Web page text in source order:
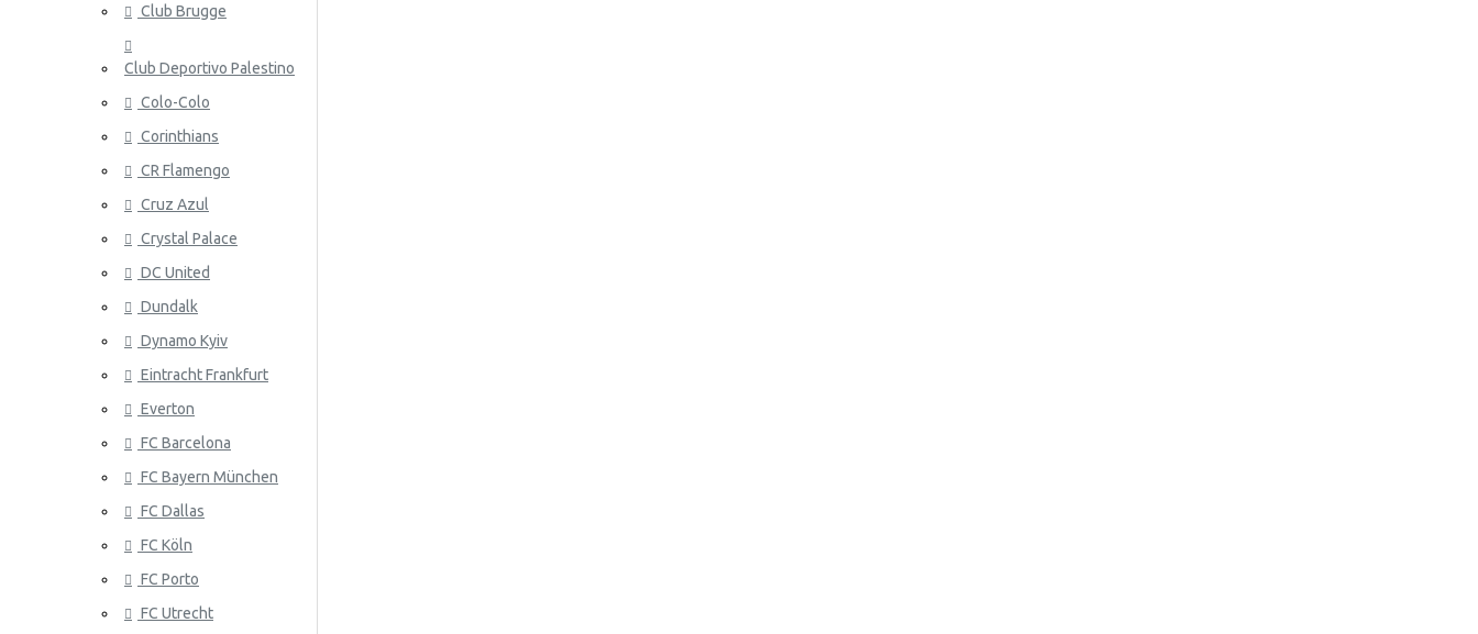
Panama
Portugali
Qatar
Venäjä
Saudi-Arabia
Senegal
Serbia
Slovakia
Club Brugge
Club Deportivo Palestino
Colo-Colo
Corinthians
CR Flamengo
Cruz Azul
Crystal Palace
DC United
Dundalk
Dynamo Kyiv
Eintracht Frankfurt
Everton
FC Barcelona
FC Bayern München
FC Dallas
FC Köln
FC Porto
FC Utrecht